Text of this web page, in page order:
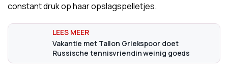
constant druk op haar opslagspelletjes.
Vakantie met Tallon Griekspoor doet
Russische tennisvriendin weinig goeds